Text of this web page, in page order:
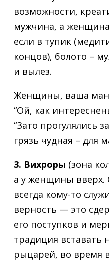
возможности,
мужчина, а
если в тупик
концов), болото –
и вылез.
Женщины, ваша
“Ой, как
“Зато прогулялись
грязь чудная – для
3. Вихроры (зона
а у женщины вверх.
всегда кому-то
верность — это
его поступков и
традиция вставать
рыцарей, во время